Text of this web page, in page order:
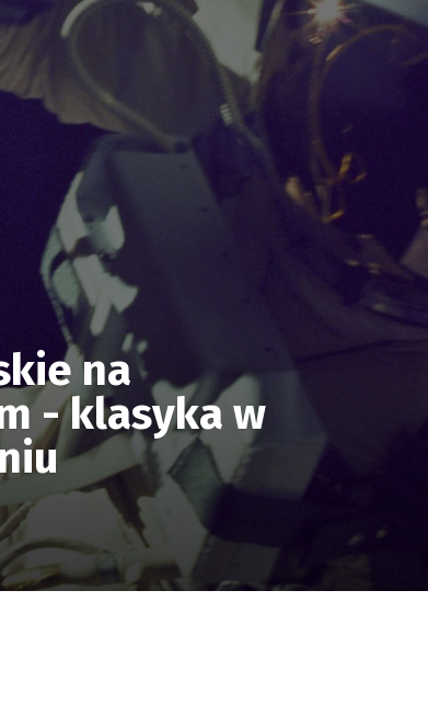
na
- klasyka w